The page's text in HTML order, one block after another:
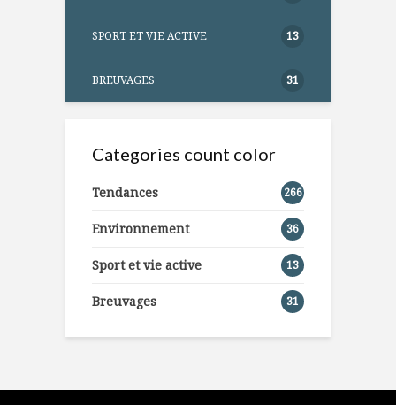
SPORT ET VIE ACTIVE 13
BREUVAGES 31
Categories count color
Tendances 266
Environnement 36
Sport et vie active 13
Breuvages 31